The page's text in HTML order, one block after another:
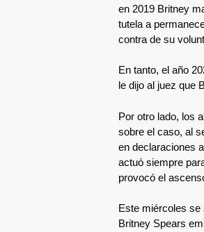
en 2019 Britney
tutela a
contra de su
En tanto, el año
le dijo al juez que
Por otro lado, los
sobre el caso, al
en declaraciones
actuó siempre
provocó el
Este miércoles se
Britney Spears